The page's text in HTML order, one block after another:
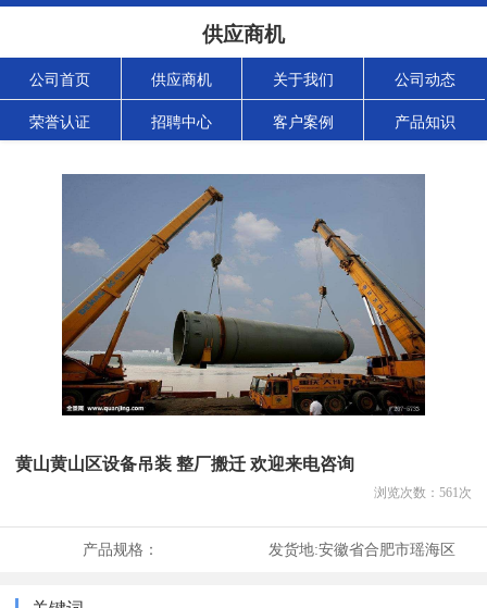
供应商机
公司首页 供应商机 关于我们 公司动态
荣誉认证 招聘中心 客户案例 产品知识
黄山黄山区设备吊装 整厂搬迁 欢迎来电咨询
浏览次数： 561次
产品规格： 发货地:安徽省合肥市瑶海区